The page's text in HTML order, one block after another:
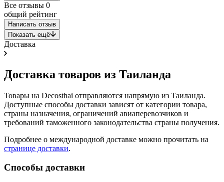
Все отзывы 0
общий рейтинг
Написать отзыв
Показать ещё
Доставка
Доставка товаров из Таиланда
Товары на Decosthai отправляются напрямую из Таиланда.
Доступные способы доставки зависят от категории товара,
страны назначения, ограничений авиаперевозчиков и
требований таможенного законодательства страны получения.
Подробнее о международной доставке можно прочитать на
странице доставки.
Способы доставки